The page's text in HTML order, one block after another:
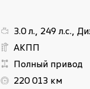
3.0 л., 249 л.с.,
АКПП
Полный привод
220 013 км